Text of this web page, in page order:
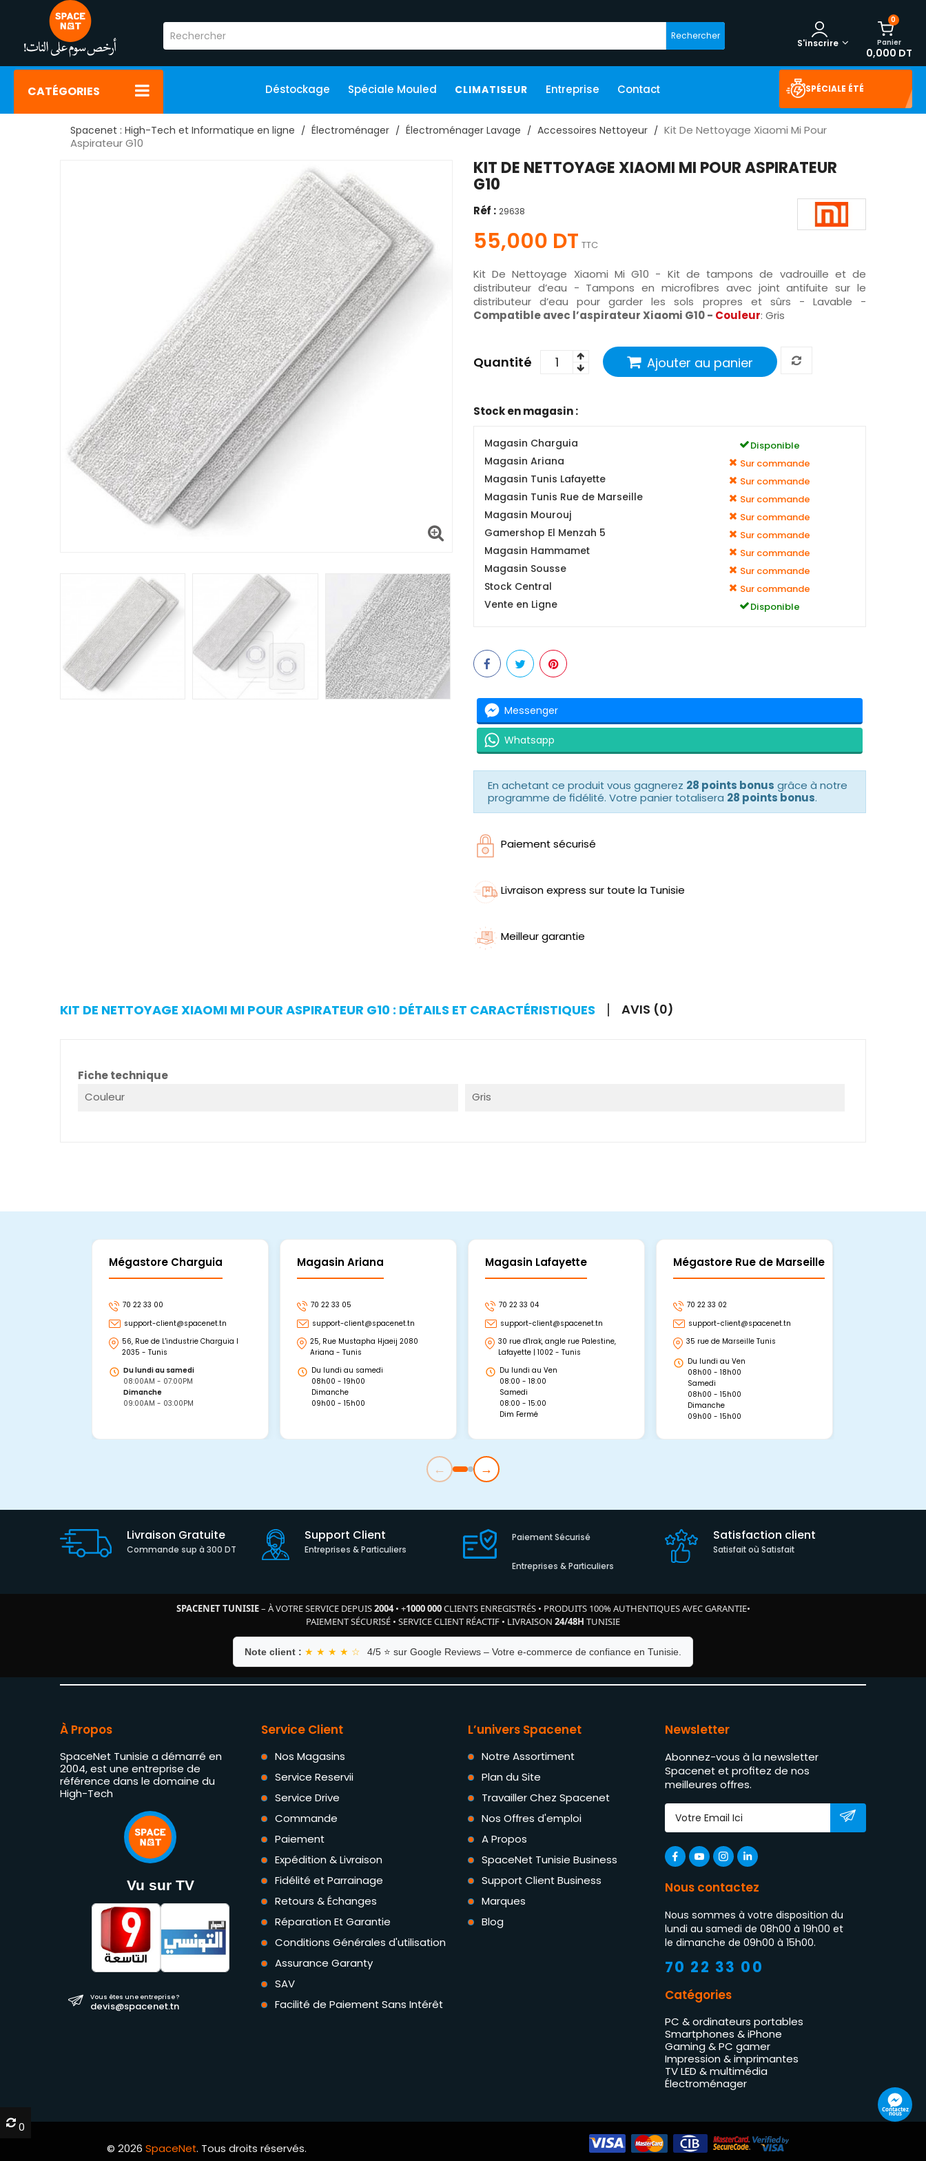
Rechercher
0
Panier
0,000 DT
S'inscrire
CATÉGORIES Déstockage Spéciale Mouled CLIMATISEUR Entreprise Contact SPÉCIALE ÉTÉ
Spacenet : High-Tech et Informatique en ligne Électroménager Électroménager Lavage Accessoires Nettoyeur
Kit De Nettoyage Xiaomi Mi Pour
Aspirateur G10
KIT DE NETTOYAGE XIAOMI MI POUR ASPIRATEUR
G10
Réf : 29638
55,000 DT TTC
Kit De Nettoyage Xiaomi Mi G10 - Kit de tampons de vadrouille et de
distributeur d’eau - Tampons en microfibres avec joint antifuite sur le
distributeur d’eau pour garder les sols propres et sûrs - Lavable -
Compatible avec l’aspirateur Xiaomi G10 - Couleur: Gris
Quantité Ajouter au panier
Stock en magasin :
Magasin Charguia Disponible
Magasin Ariana Sur commande
Magasin Tunis Lafayette Sur commande
Magasin Tunis Rue de Marseille Sur commande
Magasin Mourouj Sur commande
Gamershop El Menzah 5 Sur commande
Magasin Hammamet Sur commande
Magasin Sousse Sur commande
Stock Central Sur commande
Vente en Ligne Disponible
Messenger
Whatsapp
En achetant ce produit vous gagnerez 28 points bonus grâce à notre
programme de fidélité. Votre panier totalisera 28 points bonus.
Paiement sécurisé
Livraison express sur toute la Tunisie
Meilleur garantie
KIT DE NETTOYAGE XIAOMI MI POUR ASPIRATEUR G10 : DÉTAILS ET CARACTÉRISTIQUES AVIS (0)
Fiche technique
Couleur
Gris
Mégastore Charguia
70 22 33 00
support-client@spacenet.tn
56, Rue de L'industrie Charguia I
2035 - Tunis
Du lundi au samedi
08:00AM - 07:00PM
Dimanche
09:00AM - 03:00PM
Magasin Ariana
70 22 33 05
support-client@spacenet.tn
25, Rue Mustapha Hjaeij 2080
Ariana - Tunis
Du lundi au samedi
08h00 - 19h00
Dimanche
09h00 - 15h00
Magasin Lafayette
70 22 33 04
support-client@spacenet.tn
30 rue d'Irak, angle rue Palestine,
Lafayette | 1002 - Tunis
Du lundi au Ven
08:00 - 18:00
Samedi
08:00 - 15:00
Dim Fermé
Mégastore Rue de Marseille
70 22 33 02
support-client@spacenet.tn
35 rue de Marseille Tunis
Du lundi au Ven
08h00 - 18h00
Samedi
08h00 - 15h00
Dimanche
09h00 - 15h00
← →
Livraison Gratuite
Commande sup à 300 DT
Support Client
Entreprises & Particuliers
Paiement Sécurisé
Entreprises & Particuliers
Satisfaction client
Satisfait où Satisfait
SPACENET TUNISIE– À VOTRE SERVICE DEPUIS2004• +1000 000CLIENTS ENREGISTRÉS• PRODUITS 100% AUTHENTIQUES AVEC GARANTIE•
PAIEMENT SÉCURISÉ • SERVICE CLIENT RÉACTIF • LIVRAISON 24/48H TUNISIE
Note client : ★ ★ ★ ★ ☆ 4/5 ⭐ sur Google Reviews – Votre e-commerce de confiance en Tunisie.
À Propos
SpaceNet Tunisie a démarré en
2004, est une entreprise de
référence dans le domaine du
High-Tech
Vu sur TV
Vous êtes une entreprise ?
devis@spacenet.tn
Service Client
Nos Magasins
Service Reservii
Service Drive
Commande
Paiement
Expédition & Livraison
Fidélité et Parrainage
Retours & Échanges
Réparation Et Garantie
Conditions Générales d'utilisation
Assurance Garanty
SAV
Facilité de Paiement Sans Intérêt
L’univers Spacenet
Notre Assortiment
Plan du Site
Travailler Chez Spacenet
Nos Offres d'emploi
A Propos
SpaceNet Tunisie Business
Support Client Business
Marques
Blog
Newsletter
Abonnez-vous à la newsletter
Spacenet et profitez de nos
meilleures offres.
Nous contactez
Nous sommes à votre disposition du
lundi au samedi de 08h00 à 19h00 et
le dimanche de 09h00 à 15h00.
70 22 33 00
Catégories
PC & ordinateurs portables
Smartphones & iPhone
Gaming & PC gamer
Impression & imprimantes
TV LED & multimédia
Électroménager
© 2026 SpaceNet. Tous droits réservés.
Contactez
nous
0
0